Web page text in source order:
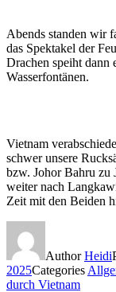
Abends standen wir
das Spektakel der
Drachen speiht dann
Wasserfontänen.
Vietnam
schwer unsere
bzw. Johor Bahru
weiter nach
Zeit mit den Beiden
AuthorHeidi
2025Categories
durch Vietnam